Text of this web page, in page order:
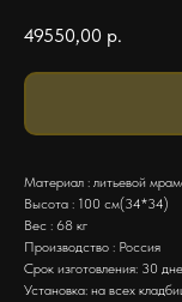
49550,00 р.
Материал : литьевой
Высота : 100 см(34*34)
Вес : 68 кг
Производство : Россия
Срок изготовления: 30
Установка: на всех